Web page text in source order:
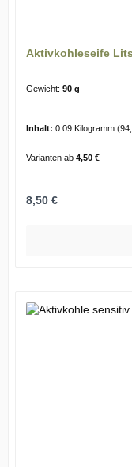
Aktivkohleseife
Gewicht: 90 g
Inhalt: 0.09 Kilogramm
Varianten ab4,50 €
Regulärer Preis:
8,50 €